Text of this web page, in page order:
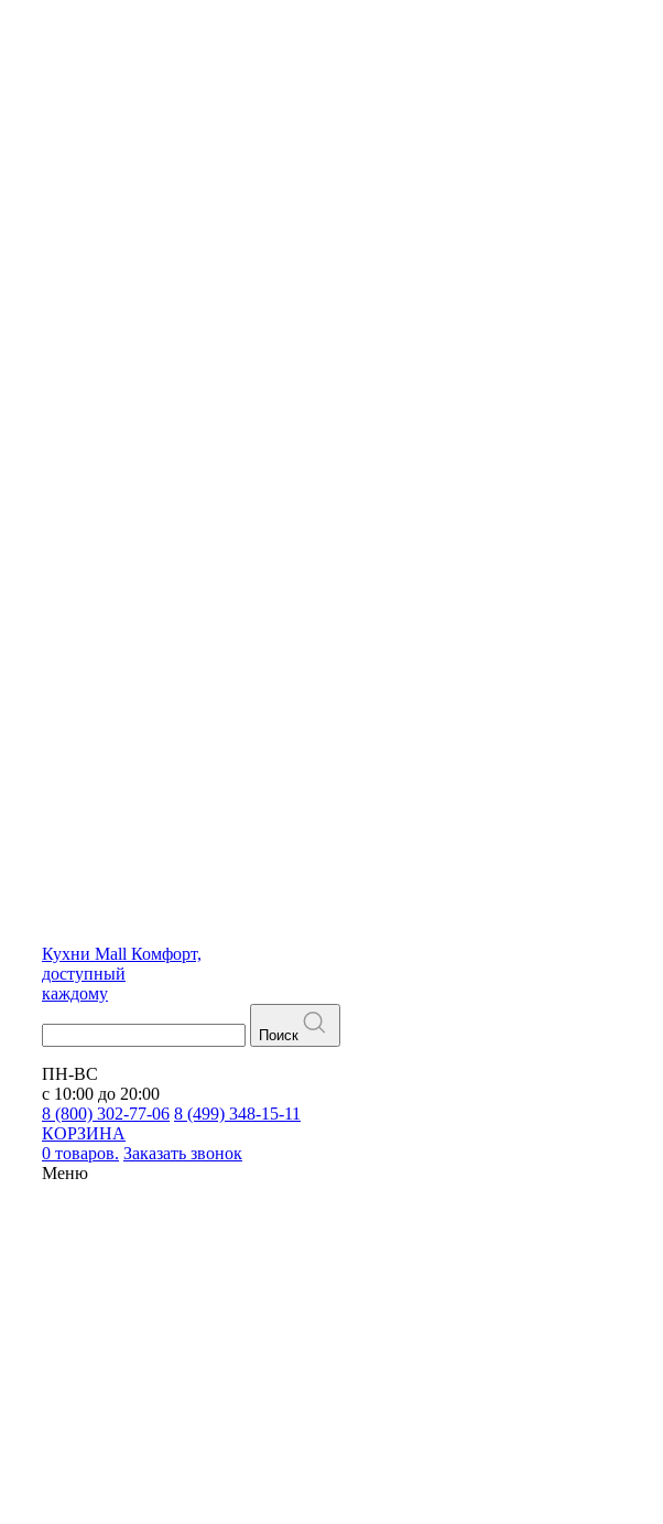
Кухни Mall Комфорт,
доступный
каждому
Поиск
ПН-ВС
с 10:00 до 20:00
8 (800) 302-77-06 8 (499) 348-15-11
КОРЗИНА
0 товаров. Заказать звонок
Меню